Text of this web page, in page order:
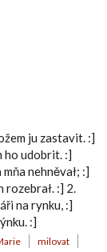
ju zastavit. :]
ho udobrit. :]
nehněvał; :]
rozebrał. :] 2.
na rynku, :]
:]
milovat